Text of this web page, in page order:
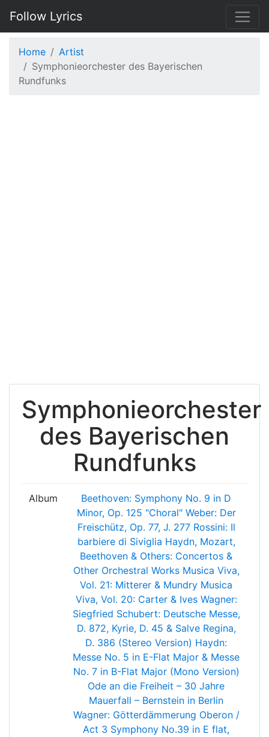
Follow Lyrics
Home
Artist
Symphonieorchester des Bayerischen
Rundfunks
Symphonieorchester
des Bayerischen
Rundfunks
Album
Beethoven: Symphony No. 9 in D
Minor, Op. 125 "Choral" Weber: Der
Freischütz, Op. 77, J. 277 Rossini: Il
barbiere di Siviglia Haydn, Mozart,
Beethoven & Others: Concertos &
Other Orchestral Works Musica Viva,
Vol. 21: Mitterer & Mundry Musica
Viva, Vol. 20: Carter & Ives Wagner:
Siegfried Schubert: Deutsche Messe,
D. 872, Kyrie, D. 45 & Salve Regina,
D. 386 (Stereo Version) Haydn:
Messe No. 5 in E-Flat Major & Messe
No. 7 in B-Flat Major (Mono Version)
Ode an die Freiheit – 30 Jahre
Mauerfall – Bernstein in Berlin
Wagner: Götterdämmerung Oberon /
Act 3 Symphony No.39 in E flat,